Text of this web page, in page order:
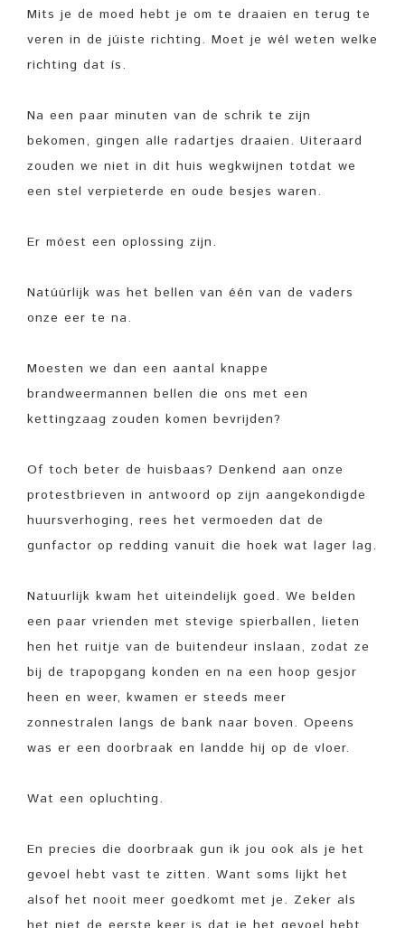
Mits je de moed hebt je om te draaien en terug te
veren in de júiste richting. Moet je wél weten welke
richting dat ís.
Na een paar minuten van de schrik te zijn
bekomen, gingen alle radartjes draaien. Uiteraard
zouden we niet in dit huis wegkwijnen totdat we
een stel verpieterde en oude besjes waren.
Er móest een oplossing zijn.
Natúúrlijk was het bellen van één van de vaders
onze eer te na.
Moesten we dan een aantal knappe
brandweermannen bellen die ons met een
kettingzaag zouden komen bevrijden?
Of toch beter de huisbaas? Denkend aan onze
protestbrieven in antwoord op zijn aangekondigde
huursverhoging, rees het vermoeden dat de
gunfactor op redding vanuit die hoek wat lager lag.
Natuurlijk kwam het uiteindelijk goed. We belden
een paar vrienden met stevige spierballen, lieten
hen het ruitje van de buitendeur inslaan, zodat ze
bij de trapopgang konden en na een hoop gesjor
heen en weer, kwamen er steeds meer
zonnestralen langs de bank naar boven. Opeens
was er een doorbraak en landde hij op de vloer.
Wat een opluchting.
En precies die doorbraak gun ik jou ook als je het
gevoel hebt vast te zitten. Want soms lijkt het
alsof het nooit meer goedkomt met je. Zeker als